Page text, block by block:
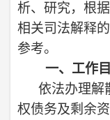
析、研究，根
相关司法解释
参考。
一、工作
依法办理解
权债务及剩余